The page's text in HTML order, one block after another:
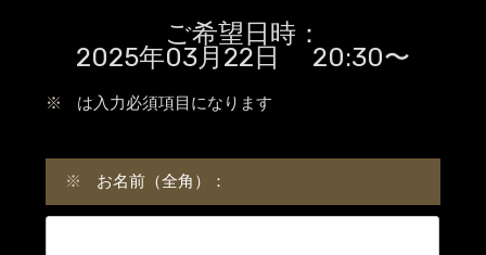
ご希望日時：
2025年03月22日 20:30〜
※ は入力必須項目になります
※ お名前（全角）：